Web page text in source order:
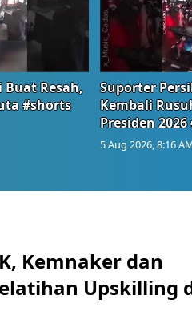
Buat Resah,
#shorts
Suporter
Kembali
Presiden
5 Aug 2026, 8:16
Kemnaker dan
Upskilling